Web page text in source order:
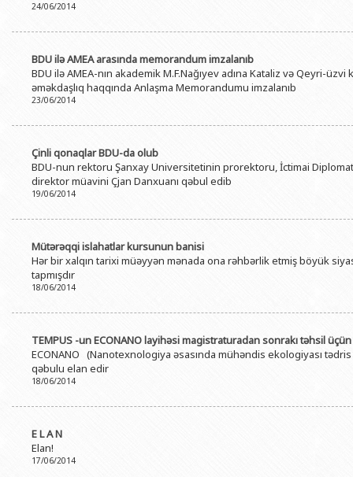
24/06/2014
BDU ilə AMEA arasında memorandum imzalanıb
BDU ilə AMEA-nın akademik M.F.Nağıyev adına Kataliz və Qeyri-
əməkdaşlıq haqqında Anlaşma Memorandumu imzalanıb
23/06/2014
Çinli qonaqlar BDU-da olub
BDU-nun rektoru Şanxay Universitetinin prorektoru, İctimai
direktor müavini Çjan Danxuanı qəbul edib
19/06/2014
Mütərəqqi islahatlar kursunun banisi
Hər bir xalqın tarixi müəyyən mənada ona rəhbərlik etmiş böyük
tapmışdır
18/06/2014
TEMPUS -un ECONANO layihəsi magistraturadan sonrakı təhsil
ECONANO (Nanotexnologiya əsasında mühəndis ekologiyası
qəbulu elan edir
18/06/2014
E L A N
Elan!
17/06/2014